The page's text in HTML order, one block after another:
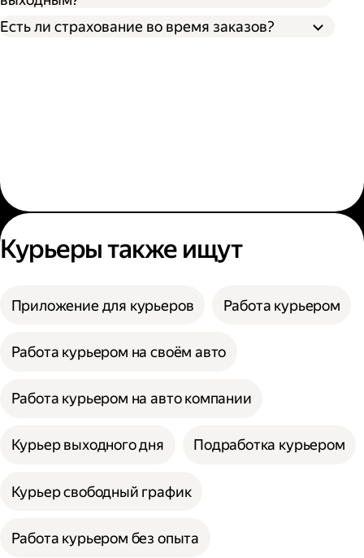
Есть ли страхование во время заказов?
Курьеры также ищут
Приложение для курьеров Работа курьером
Работа курьером на своём авто
Работа курьером на авто компании
Курьер выходного дня Подработка курьером
Курьер свободный график
Работа курьером без опыта